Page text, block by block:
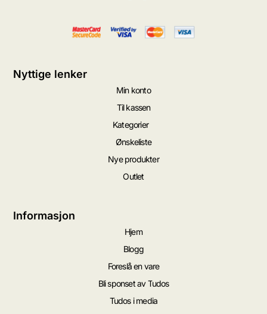
Nyttige lenker
Min konto
Til kassen
Kategorier
Ønskeliste
Nye produkter
Outlet
Informasjon
Hjem
Blogg
Foreslå en vare
Bli sponset av Tudos
Tudos i media